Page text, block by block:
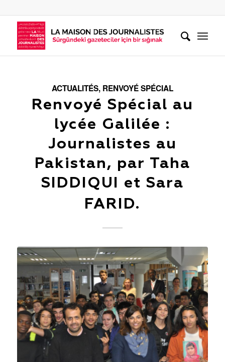
ACTUALITÉS, RENVOYÉ SPÉCIAL
Renvoyé Spécial au
lycée Galilée :
Journalistes au
Pakistan, par Taha
SIDDIQUI et Sara
FARID.